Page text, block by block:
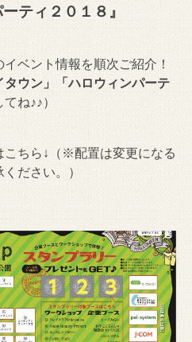
ティ２０１８』
ベント情報を順次ご紹介！
タウン」「ハロウィンパーテ
ね♪♪）
こちら↓（※配置は変更になる
ださい。）